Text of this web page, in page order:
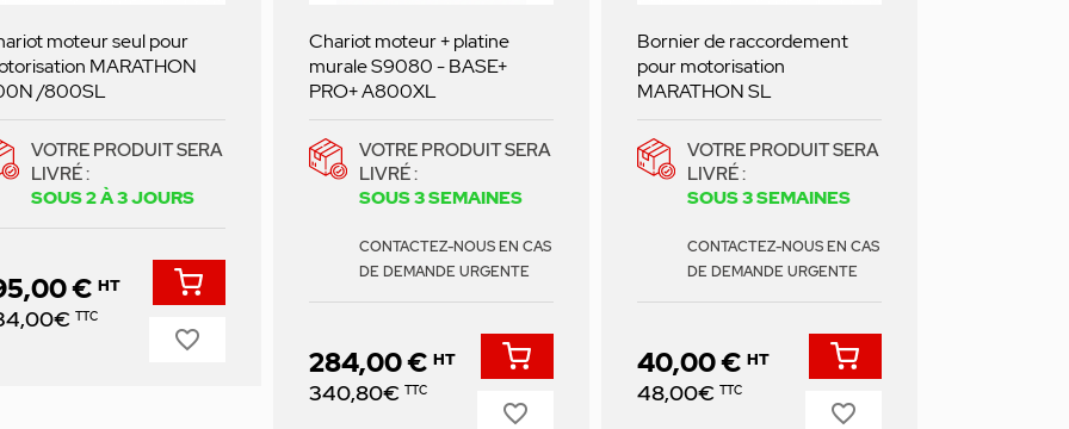
moteur seul pour
MARATHON
/800SL
VOTRE PRODUIT SERA
LIVRÉ :
SOUS 2 À 3 JOURS
€ HT
TTC
favorite_border
Chariot moteur + platine
murale S9080 - BASE+
PRO+ A800XL
VOTRE PRODUIT SERA
LIVRÉ :
SOUS 3 SEMAINES
CONTACTEZ-NOUS EN CAS
DE DEMANDE URGENTE
Prix
284,00 € HT
340,80€ TTC
favorite_border
Bornier de raccordement
pour motorisation
MARATHON SL
VOTRE PRODUIT SERA
LIVRÉ :
SOUS 3 SEMAINES
CONTACTEZ-NOUS EN CAS
DE DEMANDE URGENTE
Prix
40,00 € HT
48,00€ TTC
favorite_border